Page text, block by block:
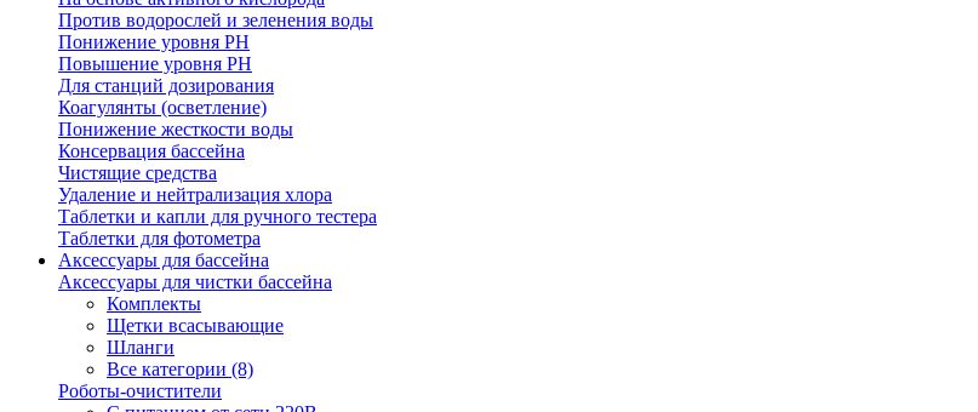
Против водорослей и зеленения воды
Понижение уровня РН
Повышение уровня РН
Для станций дозирования
Коагулянты (осветление)
Понижение жесткости воды
Консервация бассейна
Чистящие средства
Удаление и нейтрализация хлора
Таблетки и капли для ручного тестера
Таблетки для фотометра
Аксессуары для бассейна
Аксессуары для чистки бассейна
Комплекты
Щетки всасывающие
Шланги
Все категории (8)
Роботы-очистители